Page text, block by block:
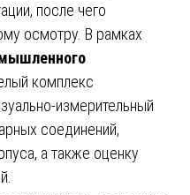
после чего
осмотру. В рамках
комплекс
измерительный
соединений,
а также оценку